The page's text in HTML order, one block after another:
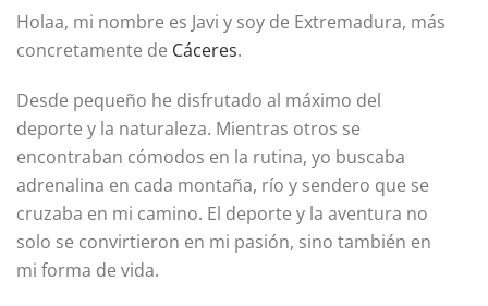
Holaa, mi nombre es Javi y soy de Extremadura, más
concretamente de Cáceres.
Desde pequeño he disfrutado al máximo del
deporte y la naturaleza. Mientras otros se
encontraban cómodos en la rutina, yo buscaba
adrenalina en cada montaña, río y sendero que se
cruzaba en mi camino. El deporte y la aventura no
solo se convirtieron en mi pasión, sino también en
mi forma de vida.